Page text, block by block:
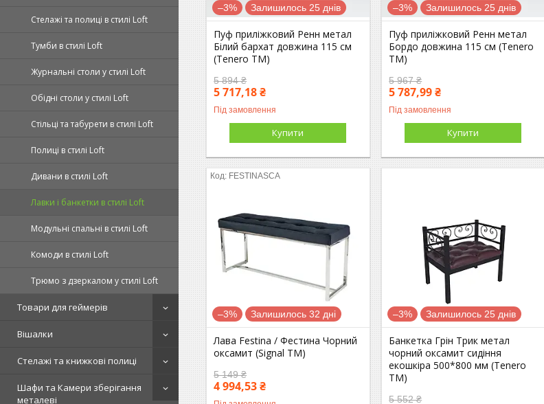
Стелажі та полиці в стилі Loft
Тумби в стилі Loft
Журнальні столи у стилі Loft
Обідні столи у стилі Loft
Стільці та табурети в стилі Loft
Полиці в стилі Loft
Дивани в стилі Loft
Лавки і банкетки в стилі Loft
Модульні спальні в стилі Loft
Комоди в стилі Loft
Трюмо з дзеркалом у стилі Loft
Товари для геймерів
Вішалки
Стелажі та книжкові полиці
Шафи та Камери зберігання
металеві
–3% Залишилось 25 днів
Пуф приліжковий Ренн метал
Білий бархат довжина 115 см
(Tenero TM)
5 894 ₴
5 717,18 ₴
Під замовлення
Купити
–3% Залишилось 25 днів
Пуф приліжковий Ренн метал
Бордо довжина 115 см (Tenero
TM)
5 967 ₴
5 787,99 ₴
Під замовлення
Купити
FESTINASCA
–3% Залишилось 32 дні
Лава Festina / Фестина Чорний
оксамит (Signal ТМ)
5 149 ₴
4 994,53 ₴
–3% Залишилось 25 днів
Банкетка Грін Трик метал
чорний оксамит сидіння
екошкіра 500*800 мм (Tenero
TM)
5 552 ₴